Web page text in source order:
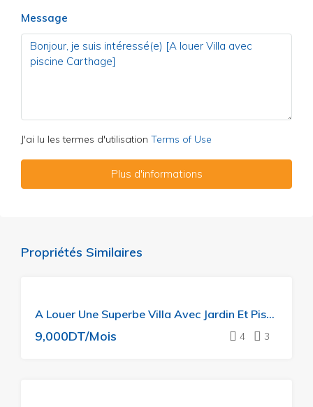
Message
J'ai lu les termes d'utilisation Terms of Use
Plus d'informations
Propriétés Similaires
A Louer Une Superbe Villa Avec Jardin Et Piscine
9,000DT/Mois 4 3